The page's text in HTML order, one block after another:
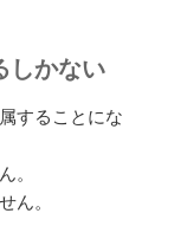
しかない
することにな
。
ん。